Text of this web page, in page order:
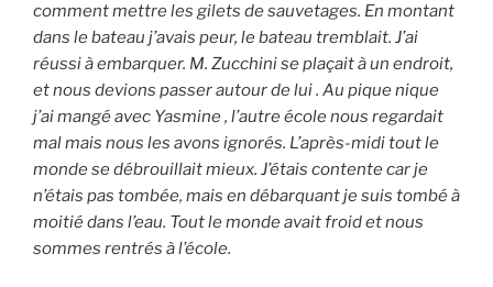
comment mettre les gilets de sauvetages. En montant
dans le bateau j’avais peur, le bateau tremblait. J’ai
réussi à embarquer. M. Zucchini se plaçait à un endroit,
et nous devions passer autour de lui . Au pique nique
j’ai mangé avec Yasmine , l’autre école nous regardait
mal mais nous les avons ignorés. L’après-midi tout le
monde se débrouillait mieux. J’étais contente car je
n’étais pas tombée, mais en débarquant je suis tombé à
moitié dans l’eau. Tout le monde avait froid et nous
sommes rentrés à l’école.